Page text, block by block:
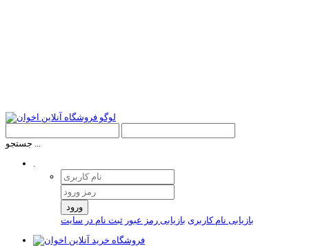
جستجو ...
.
ورود
بازیابی نام کاربری بازیابی رمز عبور ثبت نام در سایت